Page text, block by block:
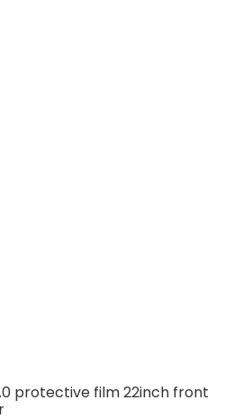
protective film 22inch front